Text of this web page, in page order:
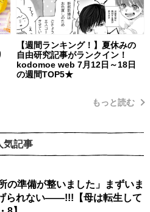
【週間ランキング！】夏休みの
自由研究記事がランクイン！
kodomoe web 7月12日～18日
の週間TOP5★
もっと読む
気記事
の準備が整いました」まずいま
られない――!!!【母は転生して